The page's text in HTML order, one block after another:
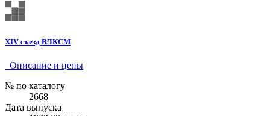
XIV съезд ВЛКСМ
Описание и цены
№ по каталогу
2668
Дата выпуска